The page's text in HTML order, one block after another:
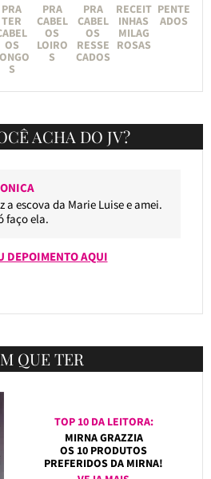
PRA
TER
OS
S
PRA
CABEL
OS
LOIRO
S
PRA
CABEL
OS
RESSE
CADOS
RECEIT
INHAS
MILAG
ROSAS
PENTE
ADOS
ACHA DO JV?
a escova da Marie Luise e amei.
faço ela.
DEPOIMENTO AQUI
QUE TER
TOP 10 DA LEITORA:
MIRNA GRAZZIA
OS 10 PRODUTOS
PREFERIDOS DA MIRNA!